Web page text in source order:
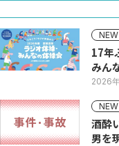
NEW
17年
みん
2026
NEW
酒酔
男を